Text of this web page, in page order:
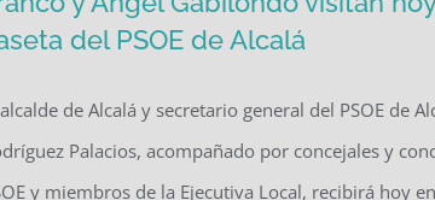
del PSOE de Alcalá
de Alcalá y secretario general del PSOE de
Palacios, acompañado por concejales y
y miembros de la Ejecutiva Local, recibirá hoy